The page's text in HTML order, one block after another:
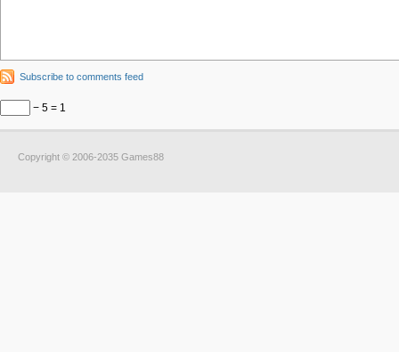
Subscribe to comments feed
− 5 = 1
Copyright © 2006-2035 Games88